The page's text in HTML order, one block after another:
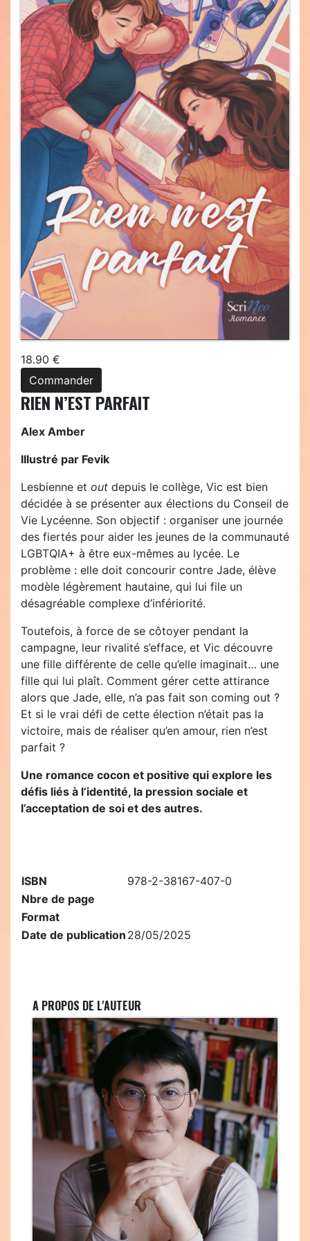
18.90 €
Commander
RIEN N’EST PARFAIT
Alex Amber
Illustré par Fevik
Lesbienne et out depuis le collège, Vic est bien
décidée à se présenter aux élections du Conseil de
Vie Lycéenne. Son objectif : organiser une journée
des fiertés pour aider les jeunes de la communauté
LGBTQIA+ à être eux-mêmes au lycée. Le
problème : elle doit concourir contre Jade, élève
modèle légèrement hautaine, qui lui file un
désagréable complexe d’infériorité.
Toutefois, à force de se côtoyer pendant la
campagne, leur rivalité s’efface, et Vic découvre
une fille différente de celle qu’elle imaginait… une
fille qui lui plaît. Comment gérer cette attirance
alors que Jade, elle, n’a pas fait son coming out ?
Et si le vrai défi de cette élection n’était pas la
victoire, mais de réaliser qu’en amour, rien n’est
parfait ?
Une romance cocon et positive qui explore les
défis liés à l’identité, la pression sociale et
l’acceptation de soi et des autres.
ISBN
978-2-38167-407-0
Nbre de page
Format
Date de publication 28/05/2025
A PROPOS DE L'AUTEUR